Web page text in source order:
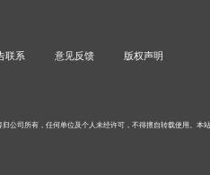
联系 意见反馈 版权声明
公司所有，任何单位及个人未经许可，不得擅自转载使用。 本